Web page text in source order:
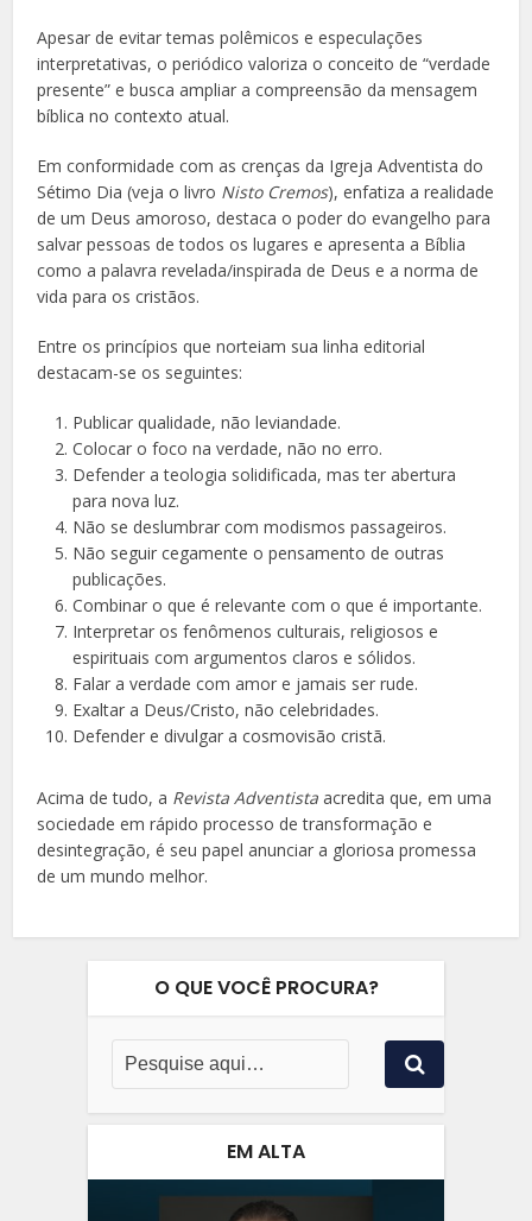
Apesar de evitar temas polêmicos e especulações
interpretativas, o periódico valoriza o conceito de “verdade
presente” e busca ampliar a compreensão da mensagem
bíblica no contexto atual.
Em conformidade com as crenças da Igreja Adventista do
Sétimo Dia (veja o livro Nisto Cremos), enfatiza a realidade
de um Deus amoroso, destaca o poder do evangelho para
salvar pessoas de todos os lugares e apresenta a Bíblia
como a palavra revelada/inspirada de Deus e a norma de
vida para os cristãos.
Entre os princípios que norteiam sua linha editorial
destacam-se os seguintes:
Publicar qualidade, não leviandade.
Colocar o foco na verdade, não no erro.
Defender a teologia solidificada, mas ter abertura
para nova luz.
Não se deslumbrar com modismos passageiros.
Não seguir cegamente o pensamento de outras
publicações.
Combinar o que é relevante com o que é importante.
Interpretar os fenômenos culturais, religiosos e
espirituais com argumentos claros e sólidos.
Falar a verdade com amor e jamais ser rude.
Exaltar a Deus/Cristo, não celebridades.
Defender e divulgar a cosmovisão cristã.
Acima de tudo, a Revista Adventista acredita que, em uma
sociedade em rápido processo de transformação e
desintegração, é seu papel anunciar a gloriosa promessa
de um mundo melhor.
O QUE VOCÊ PROCURA?
EM ALTA